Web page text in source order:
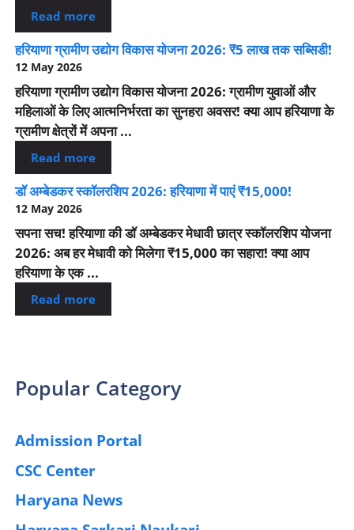
Read more
हरियाणा ग्रामीण उद्योग विकास योजना 2026: ₹5 लाख तक सब्सिडी!
12 May 2026
हरियाणा ग्रामीण उद्योग विकास योजना 2026: ग्रामीण युवाओं और
महिलाओं के लिए आत्मनिर्भरता का सुनहरा अवसर! क्या आप हरियाणा के
ग्रामीण क्षेत्रों में अपना ...
Read more
डॉ अम्बेडकर स्कॉलरशिप 2026: हरियाणा में पाएं ₹15,000!
12 May 2026
सपना सच! हरियाणा की डॉ अम्बेडकर मेधावी छात्र स्कॉलरशिप योजना
2026: अब हर मेधावी को मिलेगा ₹15,000 का सहारा! क्या आप
हरियाणा के एक ...
Read more
Popular Category
Admission Portal
CSC Center
Haryana News